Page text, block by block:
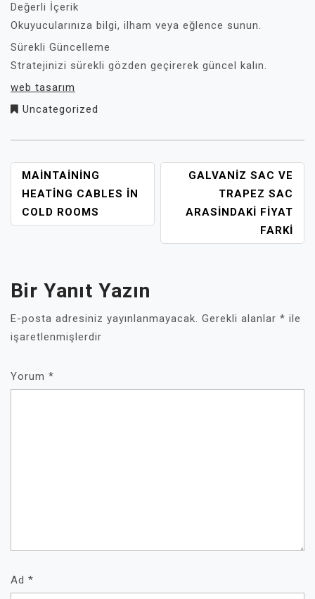
Değerli İçerik
Okuyucularınıza bilgi, ilham veya eğlence sunun.
Sürekli Güncelleme
Stratejinizi sürekli gözden geçirerek güncel kalın.
web tasarım
Uncategorized
YAZI
GEZINMESI
MAINTAINING
HEATING CABLES İN
COLD ROOMS
GALVANIZ SAC VE
TRAPEZ SAC
ARASINDAKI FIYAT
FARKI
Bir Yanıt Yazın
E-posta adresiniz yayınlanmayacak. Gerekli alanlar * ile
işaretlenmişlerdir
Yorum *
Ad *